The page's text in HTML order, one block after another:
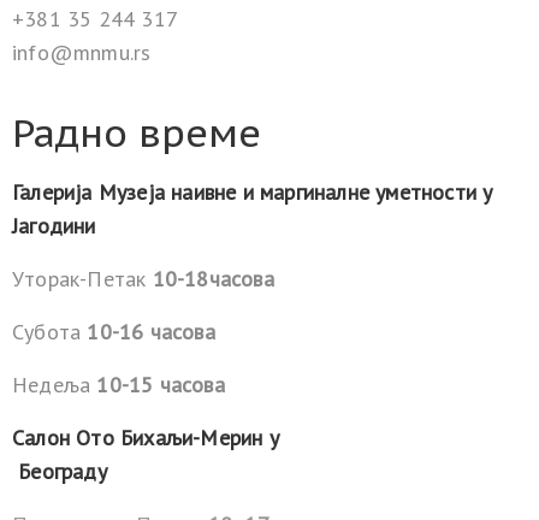
+381 35 244 317
info@mnmu.rs
Радно време
Галерија Музеја наивне и маргиналне уметности у
Јагодини
Уторак-Петак 10-18часова
Субота 10-16 часова
Недеља 10-15 часова
Салон Ото Бихаљи-Мерин у
Београду